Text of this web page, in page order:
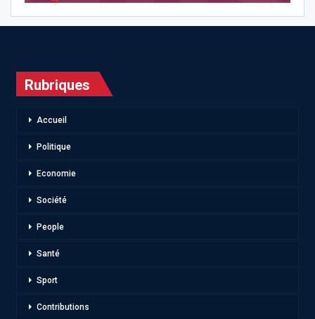
Rubriques
Accueil
Politique
Economie
Société
People
Santé
Sport
Contributions